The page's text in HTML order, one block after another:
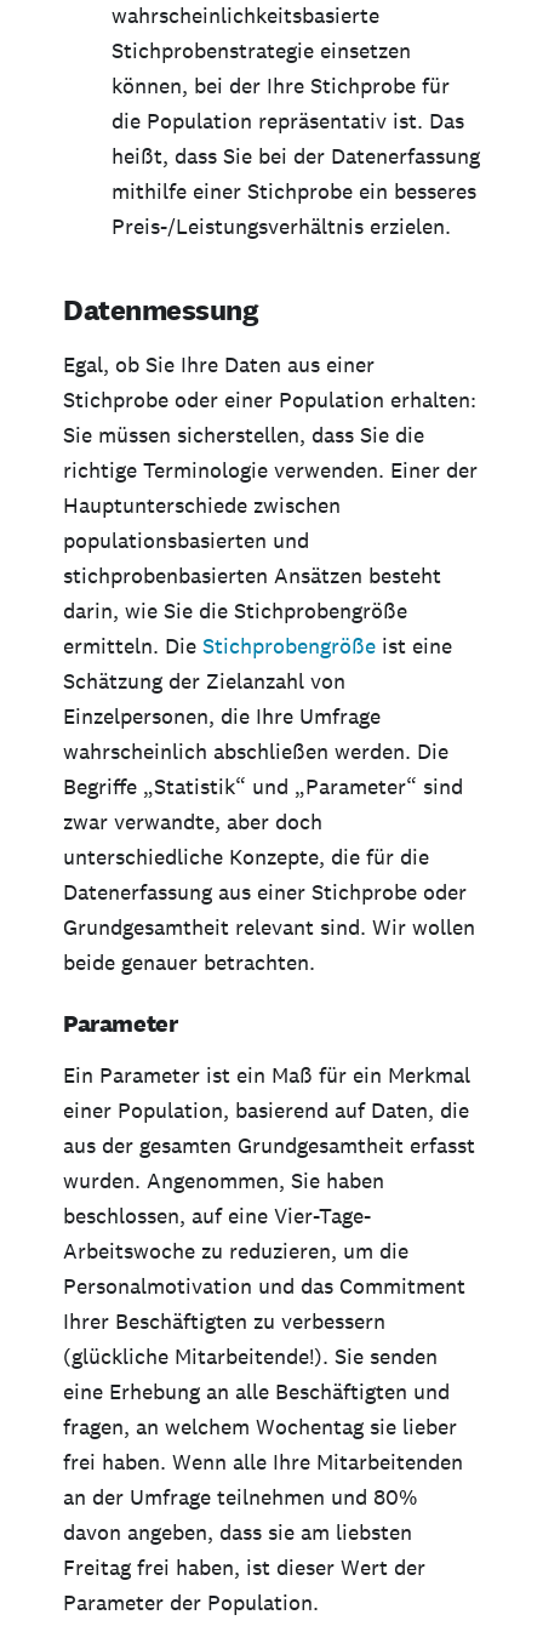
wahrscheinlichkeitsbasierte
Stichprobenstrategie einsetzen
können, bei der Ihre Stichprobe für
die Population repräsentativ ist. Das
heißt, dass Sie bei der Datenerfassung
mithilfe einer Stichprobe ein besseres
Preis-/Leistungsverhältnis erzielen.
Datenmessung
Egal, ob Sie Ihre Daten aus einer
Stichprobe oder einer Population erhalten:
Sie müssen sicherstellen, dass Sie die
richtige Terminologie verwenden. Einer der
Hauptunterschiede zwischen
populationsbasierten und
stichprobenbasierten Ansätzen besteht
darin, wie Sie die Stichprobengröße
ermitteln. Die Stichprobengröße ist eine
Schätzung der Zielanzahl von
Einzelpersonen, die Ihre Umfrage
wahrscheinlich abschließen werden. Die
Begriffe „Statistik“ und „Parameter“ sind
zwar verwandte, aber doch
unterschiedliche Konzepte, die für die
Datenerfassung aus einer Stichprobe oder
Grundgesamtheit relevant sind. Wir wollen
beide genauer betrachten.
Parameter
Ein Parameter ist ein Maß für ein Merkmal
einer Population, basierend auf Daten, die
aus der gesamten Grundgesamtheit erfasst
wurden. Angenommen, Sie haben
beschlossen, auf eine Vier-Tage-
Arbeitswoche zu reduzieren, um die
Personalmotivation und das Commitment
Ihrer Beschäftigten zu verbessern
(glückliche Mitarbeitende!). Sie senden
eine Erhebung an alle Beschäftigten und
fragen, an welchem Wochentag sie lieber
frei haben. Wenn alle Ihre Mitarbeitenden
an der Umfrage teilnehmen und 80%
davon angeben, dass sie am liebsten
Freitag frei haben, ist dieser Wert der
Parameter der Population.